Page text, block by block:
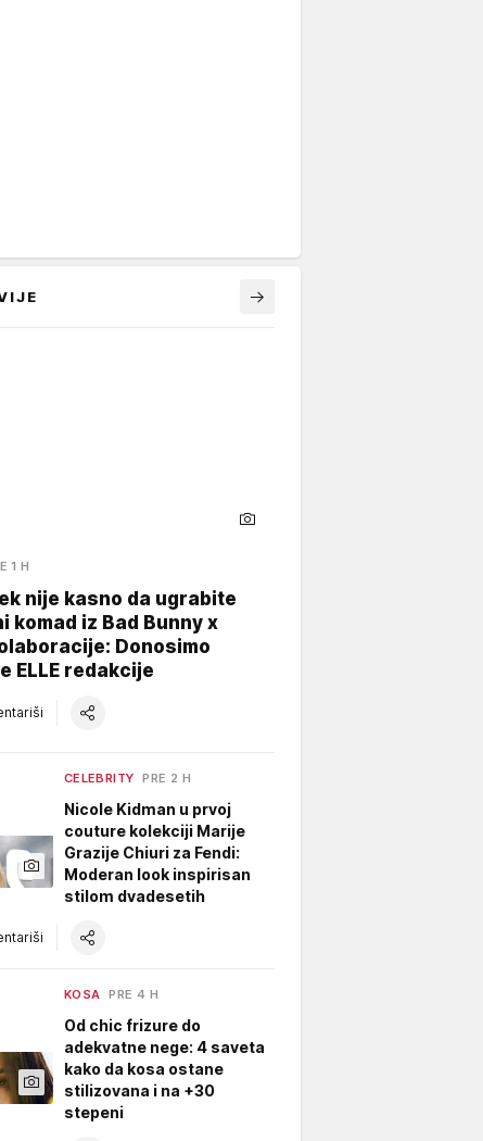
1 H
nije kasno da ugrabite
komad iz Bad Bunny x
Donosimo
ELLE redakcije
CELEBRITY PRE 2 H
Nicole Kidman u prvoj
couture kolekciji Marije
Grazije Chiuri za Fendi:
Moderan look inspirisan
stilom dvadesetih
KOSA PRE 4 H
Od chic frizure do
adekvatne nege: 4 saveta
kako da kosa ostane
stilizovana i na +30
stepeni